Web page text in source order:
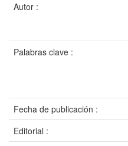
Autor :
Palabras clave :
Fecha de publicación :
Editorial :